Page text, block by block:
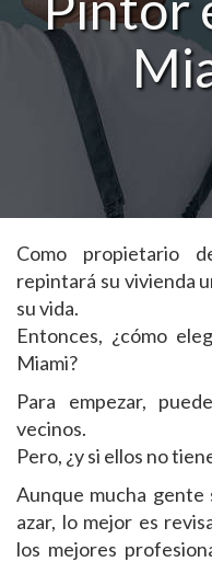
Como propietario
repintará su vivienda
su vida.
Entonces, ¿cómo
Miami?
Para empezar,
vecinos.
Pero, ¿y si ellos no
Aunque mucha
azar, lo mejor es
los mejores